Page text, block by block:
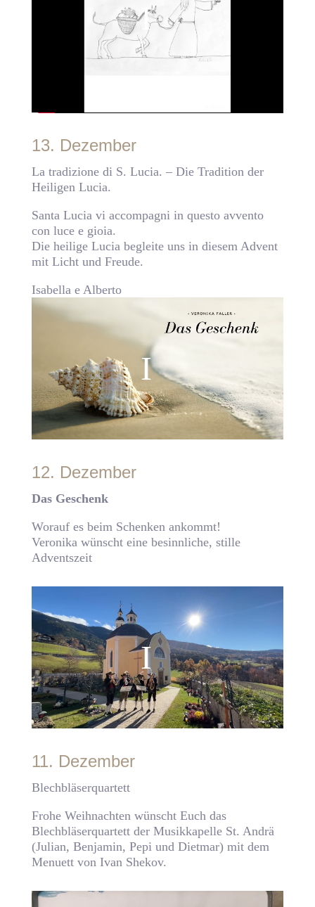
13. Dezember
La tradizione di S. Lucia. – Die Tradition der
Heiligen Lucia.
Santa Lucia vi accompagni in questo avvento
con luce e gioia.
Die heilige Lucia begleite uns in diesem Advent
mit Licht und Freude.
Isabella e Alberto
12. Dezember
Das Geschenk
Worauf es beim Schenken ankommt!
Veronika wünscht eine besinnliche, stille
Adventszeit
11. Dezember
Blechbläserquartett
Frohe Weihnachten wünscht Euch das
Blechbläserquartett der Musikkapelle St. Andrä
(Julian, Benjamin, Pepi und Dietmar) mit dem
Menuett von Ivan Shekov.